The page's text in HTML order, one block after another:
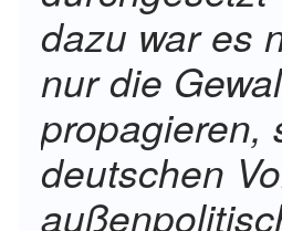
dazu war es
nur die
propagieren,
deutschen